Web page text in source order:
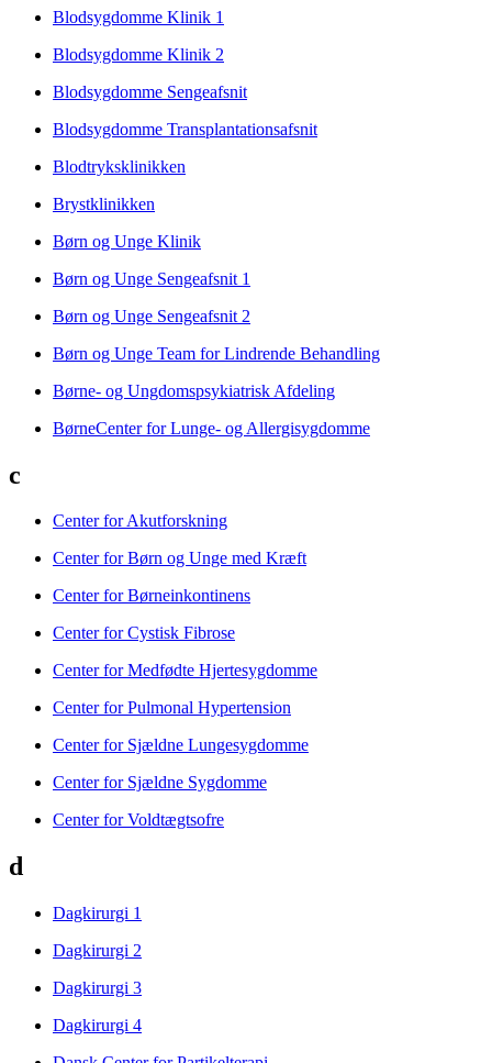
Blodsygdomme Klinik 1
Blodsygdomme Klinik 2
Blodsygdomme Sengeafsnit
Blodsygdomme Transplantationsafsnit
Blodtryksklinikken
Brystklinikken
Børn og Unge Klinik
Børn og Unge Sengeafsnit 1
Børn og Unge Sengeafsnit 2
Børn og Unge Team for Lindrende Behandling
Børne- og Ungdomspsykiatrisk Afdeling
BørneCenter for Lunge- og Allergisygdomme
c
Center for Akutforskning
Center for Børn og Unge med Kræft
Center for Børneinkontinens
Center for Cystisk Fibrose
Center for Medfødte Hjertesygdomme
Center for Pulmonal Hypertension
Center for Sjældne Lungesygdomme
Center for Sjældne Sygdomme
Center for Voldtægtsofre
d
Dagkirurgi 1
Dagkirurgi 2
Dagkirurgi 3
Dagkirurgi 4